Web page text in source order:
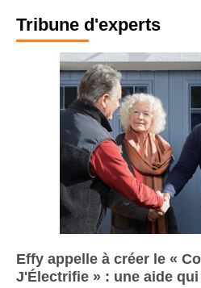
Tribune d'experts
Effy appelle à créer le «
J'Électrifie » : une aide